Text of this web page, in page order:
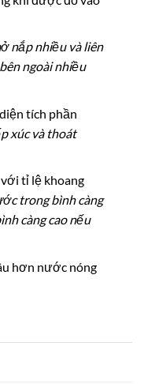
nắp nhiều và liên
ngoài nhiều
tích phần
xúc và thoát
tỉ lệ khoang
trong bình càng
càng cao nếu
hơn nước nóng